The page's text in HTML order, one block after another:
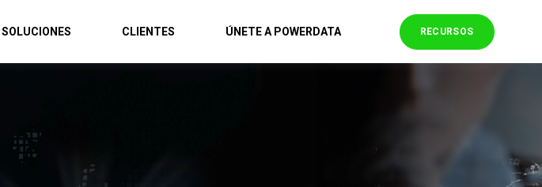
SOLUCIONES CLIENTES ÚNETE A POWERDATA RECURSOS